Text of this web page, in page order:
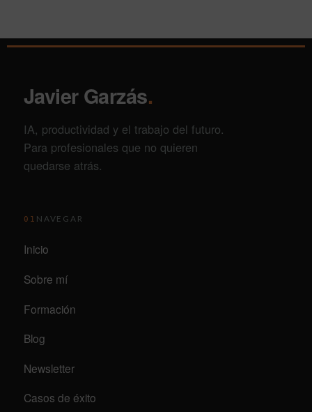
Javier Garzás.
IA, productividad y el trabajo del futuro.
Para profesionales que no quieren
quedarse atrás.
01 NAVEGAR
Inicio
Sobre mí
Formación
Blog
Newsletter
Casos de éxito